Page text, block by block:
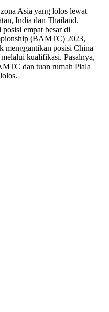
Asia yang lolos lewat
India dan Thailand.
empat besar di
(BAMTC) 2023,
menggantikan posisi China
kualifikasi. Pasalnya,
dan tuan rumah Piala